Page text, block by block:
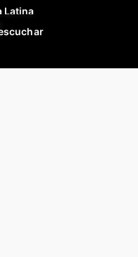
Latina